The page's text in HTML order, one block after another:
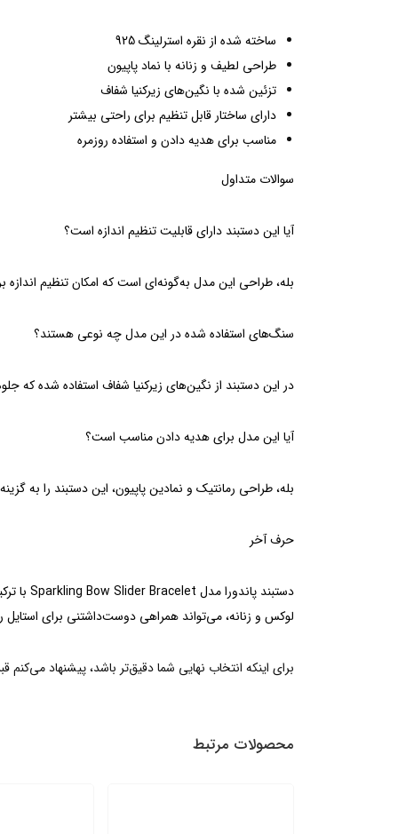
ساخته شده از نقره استرلینگ 925
طراحی لطیف و زنانه با نماد پاپیون
تزئین شده با نگین‌های زیرکنیا شفاف
دارای ساختار قابل تنظیم برای راحتی بیشتر
مناسب برای هدیه دادن و استفاده روزمره
سوالات متداول
آیا این دستبند دارای قابلیت تنظیم اندازه است؟
بله، طراحی این مدل به‌گونه‌ای است که امکان تنظیم
سنگ‌های استفاده شده در این مدل چه نوعی هستند؟
در این دستبند از نگین‌های زیرکنیا شفاف استفاده شده
آیا این مدل برای هدیه دادن مناسب است؟
بله، طراحی رمانتیک و نمادین پاپیون، این دستبند را به
حرف آخر
لوکس و زنانه، می‌تواند همراهی دوست‌داشتنی برای استایل
برای اینکه انتخاب نهایی شما دقیق‌تر باشد، پیشنهاد
محصولات مرتبط